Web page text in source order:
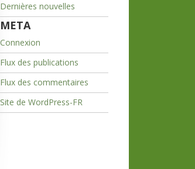
Dernières nouvelles
META
Connexion
Flux des publications
Flux des commentaires
Site de WordPress-FR